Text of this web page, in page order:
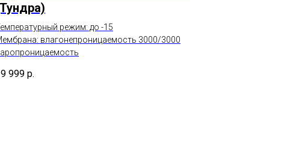
режим: до -15
влагонепроницаемость 3000/3000
999 р.